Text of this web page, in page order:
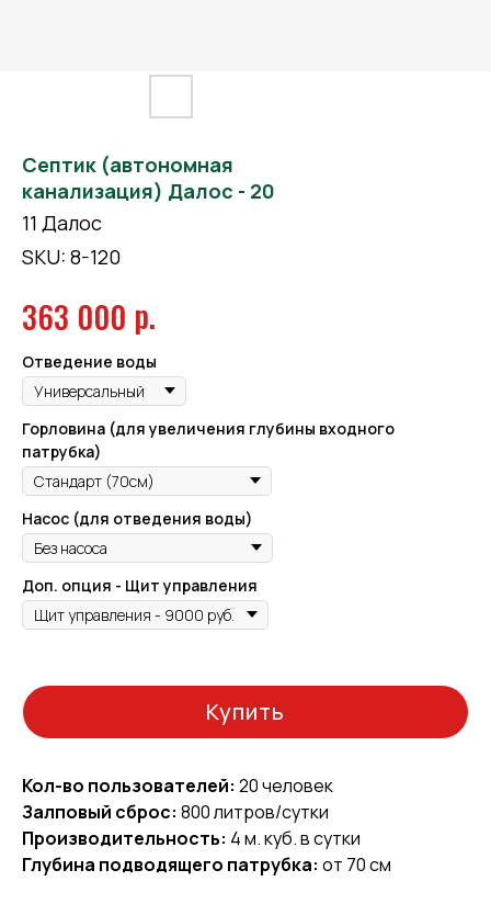
Септик (автономная
канализация) Далос - 20
11 Далос
SKU: 8-120
363 000 р.
Отведение воды
Горловина (для увеличения глубины входного
патрубка)
Насос (для отведения воды)
Доп. опция - Щит управления
Купить
Кол-во пользователей: 20 человек
Залповый сброс: 800 литров/сутки
Производительность: 4 м. куб. в сутки
Глубина подводящего патрубка: от 70 см